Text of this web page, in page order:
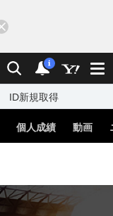
検索 通知
i
ID新規取得
個人成績 動画